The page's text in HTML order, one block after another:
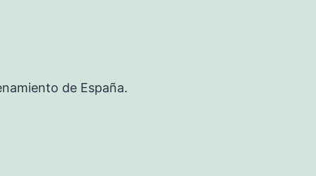
de España.